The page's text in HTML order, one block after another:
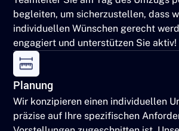
begleiten, um sicherzustellen, dass
individuellen Wünschen gerecht
engagiert und unterstützen Sie aktiv!
Planung
Wir konzipieren einen individuellen
präzise auf Ihre spezifischen